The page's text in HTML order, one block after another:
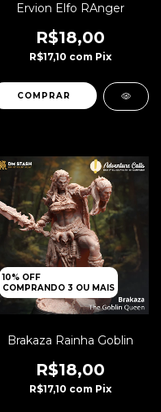
Ervion Elfo RAnger
R$18,00
R$17,10 com Pix
10% OFF
COMPRANDO 3 OU MAIS
Brakaza Rainha Goblin
R$18,00
R$17,10 com Pix